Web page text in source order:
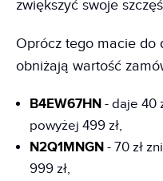
zwiększyć swoje
Oprócz tego macie do
obniżają wartość
B4EW67HN - daje 40
powyżej 499 zł,
N2Q1MNGN - 70 zł
999 zł,